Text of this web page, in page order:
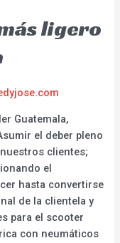
ligero
Guatemala,
el deber pleno
clientes;
el
hasta convertirse
de la clientela y
para el scooter
con neumáticos